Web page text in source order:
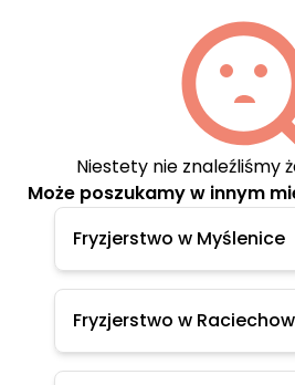
Niestety nie znaleźliśmy
Może poszukamy w innym
Fryzjerstwo w Myślenice
Fryzjerstwo w